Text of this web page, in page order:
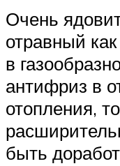
Очень
отравный
в
антифриз в
отопления,
быть